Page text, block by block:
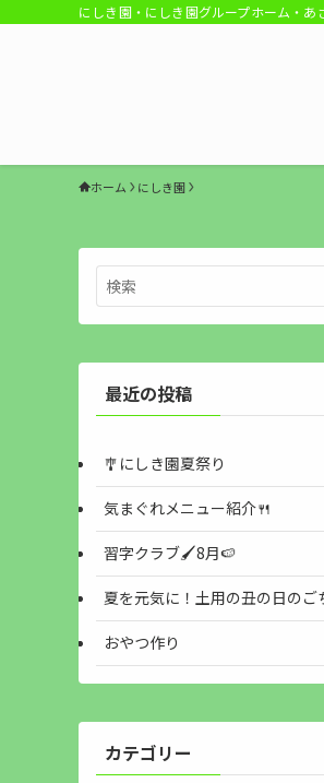
にしき園・にしき園グループホーム・
ホーム にしき園
最近の投稿
🎐にしき園夏祭り
気まぐれメニュー紹介🍴
習字クラブ🖌8月🍉
夏を元気に！土用の丑の日のご
おやつ作り
カテゴリー